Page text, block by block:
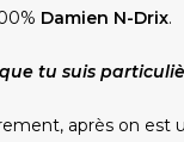
Damien N-Drix.
que tu suis
après on est